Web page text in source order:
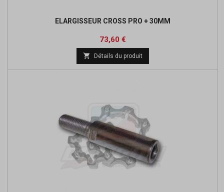
ELARGISSEUR CROSS PRO + 30MM
Prix
73,60 €
base
 Détails du produit